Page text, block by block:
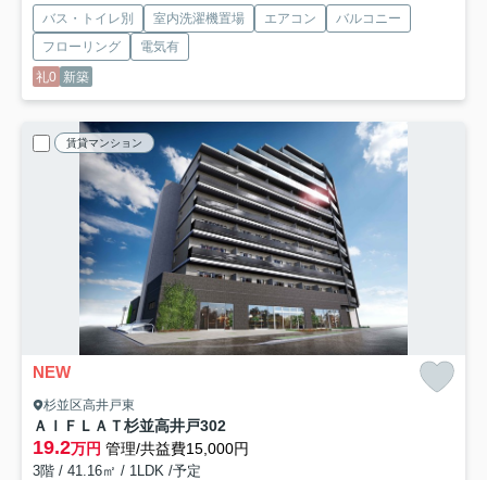
バス・トイレ別 室内洗濯機置場 エアコン
バルコニー
フローリング
電気有
礼0 新築
賃貸マンション
NEW
杉並区高井戸東
ＡＩＦＬＡＴ杉並高井戸302
19.2万円 管理/共益費15,000円
3階 / 41.16㎡ / 1LDK /予定